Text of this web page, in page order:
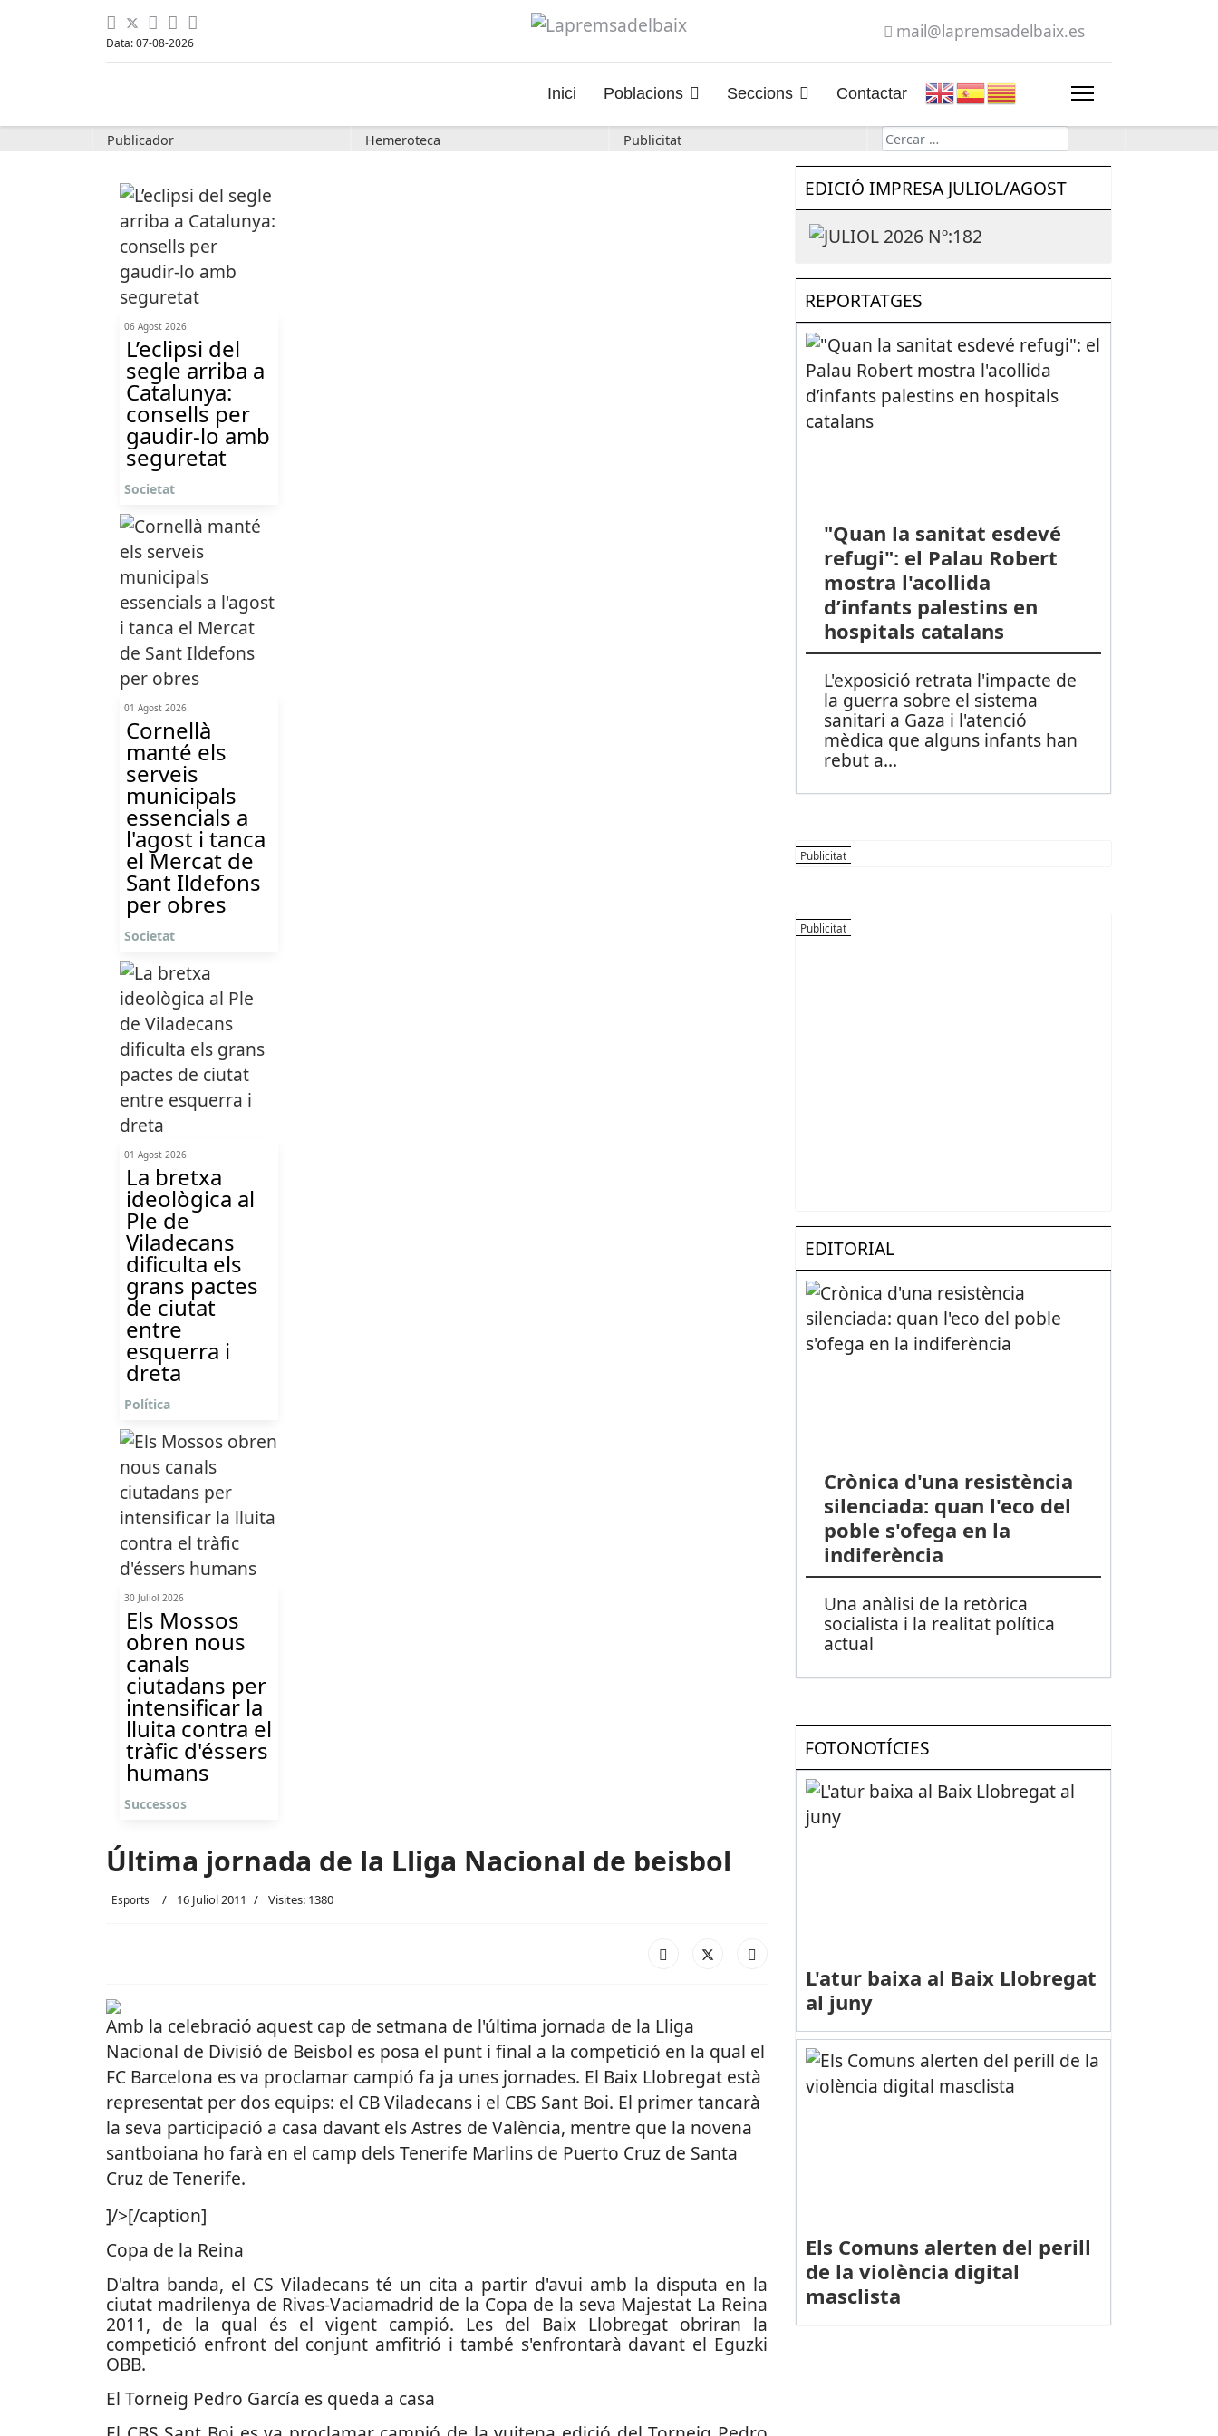
Data: 07-08-2026
mail@lapremsadelbaix.es
Inici Poblacions Seccions Contactar
Publicador Hemeroteca Publicitat Cerca
06 Agost 2026
L’eclipsi del
segle arriba a
Catalunya:
consells per
gaudir-lo amb
seguretat
Societat
01 Agost 2026
Cornellà
manté els
serveis
municipals
essencials a
l'agost i tanca
el Mercat de
Sant Ildefons
per obres
Societat
01 Agost 2026
La bretxa
ideològica al
Ple de
Viladecans
dificulta els
grans pactes
de ciutat
entre
esquerra i
dreta
Política
30 Juliol 2026
Els Mossos
obren nous
canals
ciutadans per
intensificar la
lluita contra el
tràfic d'éssers
humans
Successos
Última jornada de la Lliga Nacional de beisbol
Esports 16 Juliol 2011 Visites: 1380
Amb la celebració aquest cap de setmana de l'última jornada de la Lliga
Nacional de Divisió de Beisbol es posa el punt i final a la competició en la qual el
FC Barcelona es va proclamar campió fa ja unes jornades. El Baix Llobregat està
representat per dos equips: el CB Viladecans i el CBS Sant Boi. El primer tancarà
la seva participació a casa davant els Astres de València, mentre que la novena
santboiana ho farà en el camp dels Tenerife Marlins de Puerto Cruz de Santa
Cruz de Tenerife.
]/>[/caption]
Copa de la Reina
D'altra banda, el CS Viladecans té un cita a partir d'avui amb la disputa en la
ciutat madrilenya de Rivas-Vaciamadrid de la Copa de la seva Majestat La Reina
2011, de la qual és el vigent campió. Les del Baix Llobregat obriran la
competició enfront del conjunt amfitrió i també s'enfrontarà davant el Eguzki
OBB.
El Torneig Pedro García es queda a casa
EDICIÓ IMPRESA JULIOL/AGOST
REPORTATGES
"Quan la sanitat esdevé
refugi": el Palau Robert
mostra l'acollida
d’infants palestins en
hospitals catalans
L'exposició retrata l'impacte de
la guerra sobre el sistema
sanitari a Gaza i l'atenció
mèdica que alguns infants han
rebut a...
EDITORIAL
Crònica d'una resistència
silenciada: quan l'eco del
poble s'ofega en la
indiferència
Una anàlisi de la retòrica
socialista i la realitat política
actual
FOTONOTÍCIES
L'atur baixa al Baix Llobregat
al juny
Els Comuns alerten del perill
de la violència digital
masclista